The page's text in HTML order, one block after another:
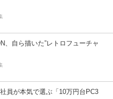
、自ら描いた”レトロフューチャ
員が本気で選ぶ「10万円台PC3